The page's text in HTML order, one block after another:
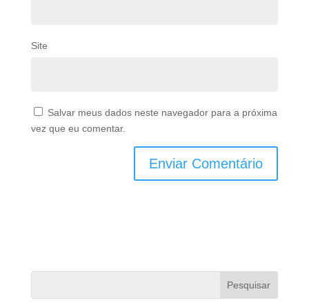
Site
Salvar meus dados neste navegador para a próxima
vez que eu comentar.